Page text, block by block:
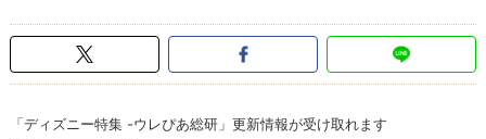
「ディズニー特集 -ウレぴあ総研」更新情報が受け取れます